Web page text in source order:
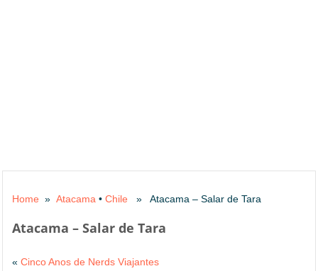
Home »Atacama •Chile » Atacama – Salar de Tara
Atacama – Salar de Tara
«Cinco Anos de Nerds Viajantes